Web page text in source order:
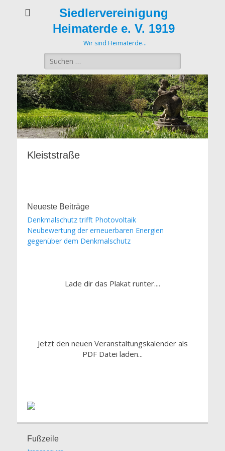
Siedlervereinigung
Heimaterde e. V. 1919
Wir sind Heimaterde…
Suche
nach:
Kleiststraße
Neueste Beiträge
Denkmalschutz trifft Photovoltaik
Neubewertung der erneuerbaren Energien
gegenüber dem Denkmalschutz
Lade dir das Plakat runter....
Jetzt den neuen Veranstaltungskalender als
PDF Datei laden...
Fußzeile